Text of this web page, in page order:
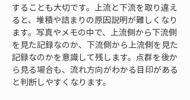
することも大切です。上流と下流を取り違え
ると、堆積や詰まりの原因説明が難しくなり
ます。写真やメモの中で、上流側から下流側
を見た記録なのか、下流側から上流側を見た
記録なのかを意識して残します。点群を後か
ら見る場合も、流れ方向がわかる目印がある
と判断しやすくなります。